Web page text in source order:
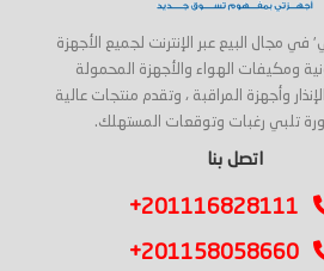
مجال البيع عبر الإنترنت لجميع الأجهزة
ومكيفات الهواء والأجهزة المحمولة
وأجهزة المراقبة ، وتقدم منتجات عالية
تلبي رغبات وتوقعات المستهلك.
اتصل بنا
+201116828111
+201158058660